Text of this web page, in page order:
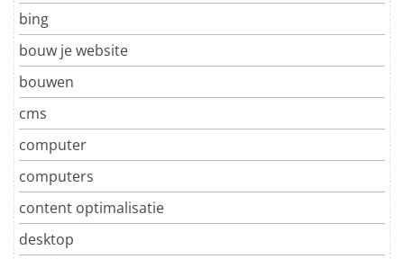
bing
bouw je website
bouwen
cms
computer
computers
content optimalisatie
desktop